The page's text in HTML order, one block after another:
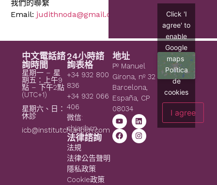
我們的聯繫
Email: judithnoda@gmail.com
中文電話諮
詢時間
星期一 – 星
期五：上午9
點 – 下午2點
(UTC+1)
星期六、日：
休診
icb@institutchiaribcn.com
24小時諮
詢表格
+34 932 800
836
+34 932 066
406
微信:
chiaribcn
法律諮詢
法規
法律公告聲明
隱私政策
Cookie政策
地址
Pº Manuel
Girona, nº 32
Barcelona,
España, CP
08034
Click 'I
agree' to
enable
Google
maps
Política
de
cookies
I agree